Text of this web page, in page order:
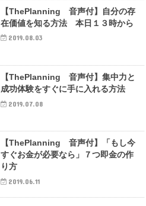
【ThePlanning 音声付】自分の存
在価値を知る方法 本日１３時から
2019.08.03
【ThePlanning 音声付】集中力と
成功体験をすぐに手に入れる方法
2019.07.08
【ThePlanning 音声付】「もし今
すぐお金が必要なら」７つ即金の作
り方
2019.06.11